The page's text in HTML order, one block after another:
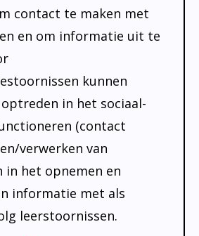
contact te maken met
en om informatie uit te
kunnen
in het sociaal-
(contact
verwerken van
in het opnemen en
informatie met als
leerstoornissen.